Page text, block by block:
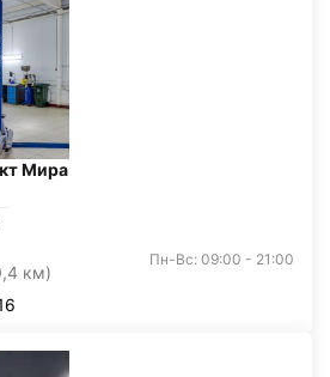
Мира
км)
Пн-Вс: 09:00 - 21:00